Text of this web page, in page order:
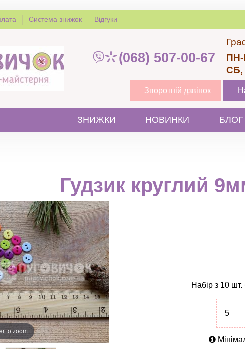
Система знижок Відгуки
(068) 507-00-67
ПН-
СБ,
Зворотній дзвінок
ЗНИЖКИ НОВИНКИ БЛОГ
Гудзик круглий
to zoom
Набір з 10 шт.